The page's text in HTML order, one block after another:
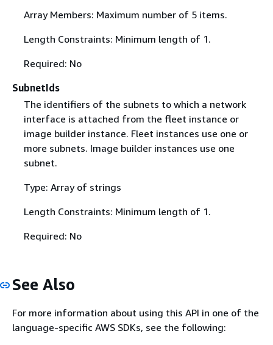
Array Members: Maximum number of 5 items.
Length Constraints: Minimum length of 1.
Required: No
SubnetIds
The identifiers of the subnets to which a network
interface is attached from the fleet instance or
image builder instance. Fleet instances use one or
more subnets. Image builder instances use one
subnet.
Type: Array of strings
Length Constraints: Minimum length of 1.
Required: No
See Also
For more information about using this API in one of the
language-specific AWS SDKs, see the following: